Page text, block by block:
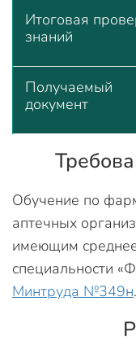
Итоговая
знаний
Получаемый
документ
Обучение по
аптечных
имеющим
специальности
Минтруда №349н.